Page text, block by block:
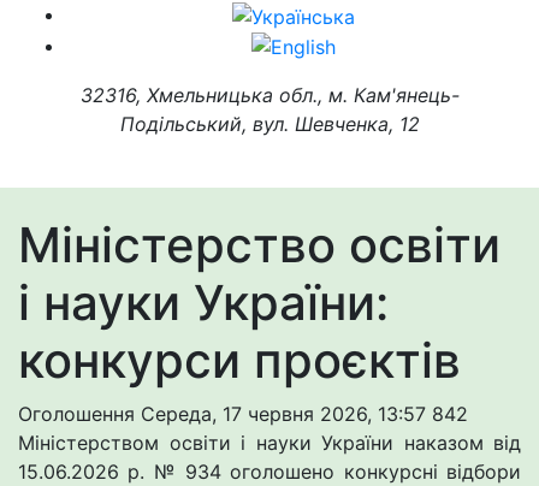
32316, Хмельницька обл., м. Кам'янець-
Подільський, вул. Шевченка, 12
Міністерство освіти
і науки України:
конкурси проєктів
Оголошення Середа, 17 червня 2026, 13:57 842
Міністерством освіти і науки України наказом від
15.06.2026 р. № 934 оголошено конкурсні відбори